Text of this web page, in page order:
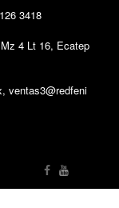
3418
Mz 4 Lt 16, Ecatep
, ventas3@redfeni